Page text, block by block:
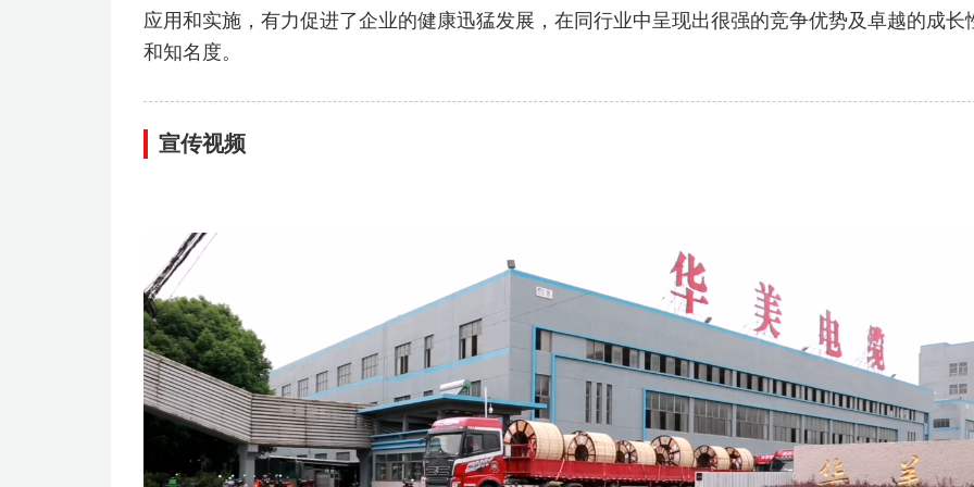
应用和实施，有力促进了企业的健康迅猛发展，在同行业中呈现出很强的竞争优势及卓越的成长
和知名度。
宣传视频